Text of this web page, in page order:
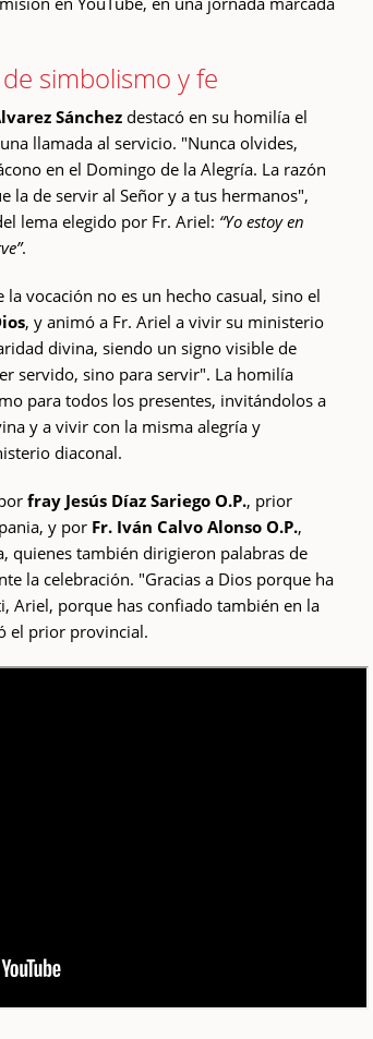
simbolismo y fe
Sánchez destacó en su homilía el
llamada al servicio. "Nunca olvides,
en el Domingo de la Alegría. La razón
la de servir al Señor y a tus hermanos",
lema elegido por Fr. Ariel: “Yo estoy en
.
vocación no es un hecho casual, sino el
, y animó a Fr. Ariel a vivir su ministerio
divina, siendo un signo visible de
servido, sino para servir". La homilía
para todos los presentes, invitándolos a
y a vivir con la misma alegría y
diaconal.
fray Jesús Díaz Sariego O.P., prior
y por Fr. Iván Calvo Alonso O.P.,
quienes también dirigieron palabras de
la celebración. "Gracias a Dios porque ha
Ariel, porque has confiado también en la
el prior provincial.